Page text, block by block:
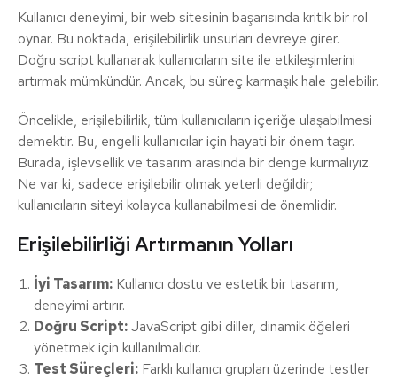
Kullanıcı deneyimi, bir web sitesinin başarısında kritik bir rol
oynar. Bu noktada, erişilebilirlik unsurları devreye girer.
Doğru script kullanarak kullanıcıların site ile etkileşimlerini
artırmak mümkündür. Ancak, bu süreç karmaşık hale gelebilir.
Öncelikle, erişilebilirlik, tüm kullanıcıların içeriğe ulaşabilmesi
demektir. Bu, engelli kullanıcılar için hayati bir önem taşır.
Burada, işlevsellik ve tasarım arasında bir denge kurmalıyız.
Ne var ki, sadece erişilebilir olmak yeterli değildir;
kullanıcıların siteyi kolayca kullanabilmesi de önemlidir.
Erişilebilirliği Artırmanın Yolları
İyi Tasarım: Kullanıcı dostu ve estetik bir tasarım,
deneyimi artırır.
Doğru Script:JavaScript gibi diller, dinamik öğeleri
yönetmek için kullanılmalıdır.
Test Süreçleri: Farklı kullanıcı grupları üzerinde testler